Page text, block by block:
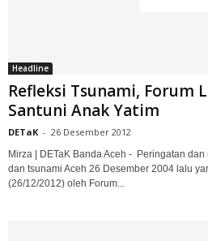
Headline
Refleksi Tsunami, Forum
Santuni Anak Yatim
DETaK - 26 Desember 2012
Mirza | DETaK Banda Aceh - Peringatan
dan tsunami Aceh 26 Desember 2004 lalu
(26/12/2012) oleh Forum...